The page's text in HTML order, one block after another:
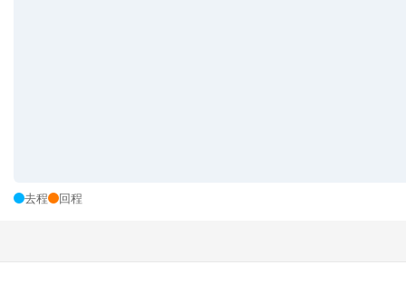
去程 回程